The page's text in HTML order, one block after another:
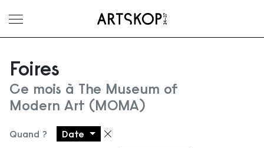
Ouvrir le menu
Foires
Ce mois à The Museum of
Modern Art (MOMA)
Quand ? Date Supprimer le filtre